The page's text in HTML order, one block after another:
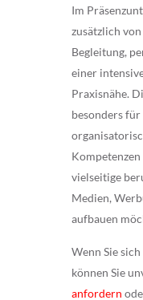
Im
zusätzlich
Begleitung,
einer
Praxisnähe.
besonders
vielseitige
Medien,
aufbauen
Wenn Sie
können Sie
anfordern